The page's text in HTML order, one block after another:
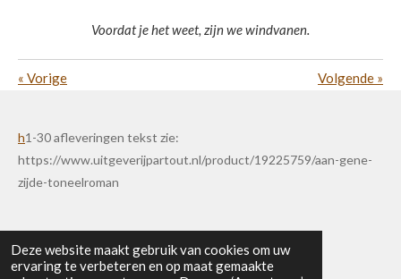
Deze website maakt gebruik van cookies om uw
ervaring te verbeteren en op maat gemaakte
Voordat je het weet, zijn we windvanen.
« Vorige Volgende »
h1-30 afleveringen tekst zie:
https://www.uitgeverijpartout.nl/product/19225759/aan-gene-
zijde-toneelroman